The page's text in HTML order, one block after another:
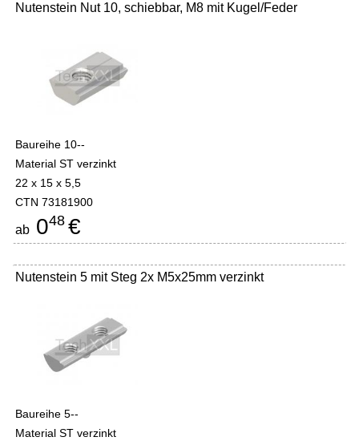
Nutenstein Nut 10, schiebbar, M8 mit Kugel/Feder
Baureihe 10--
Material ST verzinkt
22 x 15 x 5,5
CTN 73181900
ab 048 €
Nutenstein 5 mit Steg 2x M5x25mm verzinkt
Baureihe 5--
Material ST verzinkt